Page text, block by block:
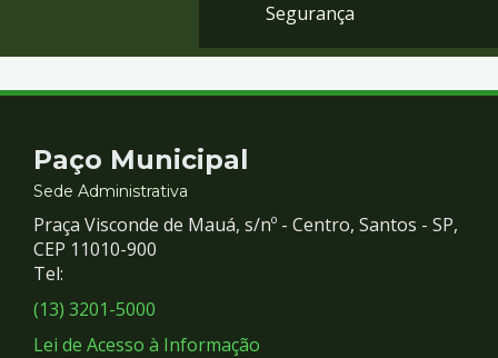
Segurança
Contato
e
Redes
Sociais
Paço Municipal
Sede Administrativa
Praça Visconde de Mauá, s/nº - Centro, Santos - SP,
CEP 11010-900
Tel:
(13) 3201-5000
Lei de Acesso à Informação